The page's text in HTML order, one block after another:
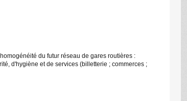
du futur réseau de gares routières :
d'hygiène et de services (billetterie ; commerces ;